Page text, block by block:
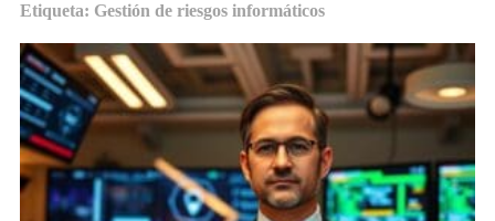
Etiqueta: Gestión de riesgos informáticos